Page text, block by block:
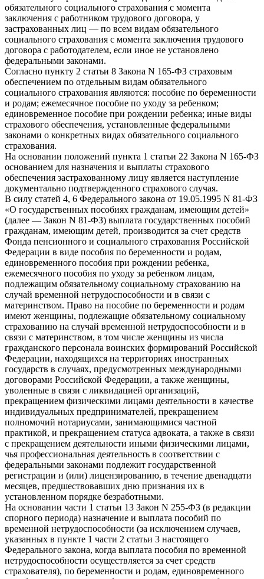
обязательного социального страхования с момента
заключения с работником трудового договора, у
застрахованных лиц — по всем видам обязательного
социального страхования с момента заключения трудового
договора с работодателем, если иное не установлено
федеральными законами.
Согласно пункту 2 статьи 8 Закона N 165-ФЗ страховым
обеспечением по отдельным видам обязательного
социального страхования являются: пособие по беременности
и родам; ежемесячное пособие по уходу за ребенком;
единовременное пособие при рождении ребенка; иные виды
страхового обеспечения, установленные федеральными
законами о конкретных видах обязательного социального
страхования.
На основании положений пункта 1 статьи 22 Закона N 165-ФЗ
основанием для назначения и выплаты страхового
обеспечения застрахованному лицу является наступление
документально подтвержденного страхового случая.
В силу статей 4, 6 Федерального закона от 19.05.1995 N 81-ФЗ
«О государственных пособиях гражданам, имеющим детей»
(далее — Закон N 81-ФЗ) выплата государственных пособий
гражданам, имеющим детей, производится за счет средств
Фонда пенсионного и социального страхования Российской
Федерации в виде пособия по беременности и родам,
единовременного пособия при рождении ребенка,
ежемесячного пособия по уходу за ребенком лицам,
подлежащим обязательному социальному страхованию на
случай временной нетрудоспособности и в связи с
материнством. Право на пособие по беременности и родам
имеют женщины, подлежащие обязательному социальному
страхованию на случай временной нетрудоспособности и в
связи с материнством, в том числе женщины из числа
гражданского персонала воинских формирований Российской
Федерации, находящихся на территориях иностранных
государств в случаях, предусмотренных международными
договорами Российской Федерации, а также женщины,
уволенные в связи с ликвидацией организаций,
прекращением физическими лицами деятельности в качестве
индивидуальных предпринимателей, прекращением
полномочий нотариусами, занимающимися частной
практикой, и прекращением статуса адвоката, а также в связи
с прекращением деятельности иными физическими лицами,
чья профессиональная деятельность в соответствии с
федеральными законами подлежит государственной
регистрации и (или) лицензированию, в течение двенадцати
месяцев, предшествовавших дню признания их в
установленном порядке безработными.
На основании части 1 статьи 13 Закон N 255-ФЗ (в редакции
спорного периода) назначение и выплата пособий по
временной нетрудоспособности (за исключением случаев,
указанных в пункте 1 части 2 статьи 3 настоящего
Федерального закона, когда выплата пособия по временной
нетрудоспособности осуществляется за счет средств
страхователя), по беременности и родам, единовременного